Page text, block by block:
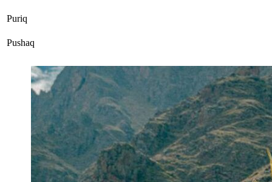
Puriq
Pushaq